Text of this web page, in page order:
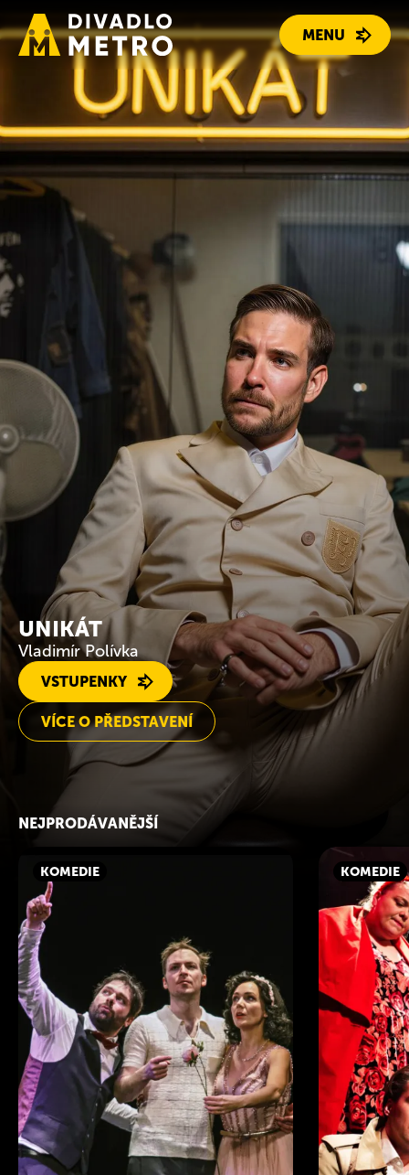
Divadlo Metro
MENU
PROGRAM
REPERTOÁR
DÁRKOVÉ POUKAZY
UNIKÁT
Vladimír Polívka
VSTUPENKY
VÍCE O PŘEDSTAVENÍ
NEJPRODÁVANĚJŠÍ
KOMEDIE KOMEDIE